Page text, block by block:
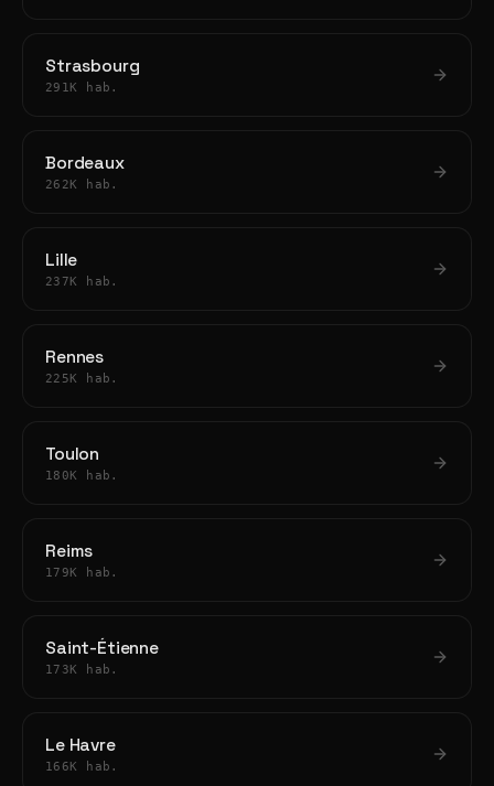
Strasbourg
291K hab.
Bordeaux
262K hab.
Lille
237K hab.
Rennes
225K hab.
Toulon
180K hab.
Reims
179K hab.
Saint-Étienne
173K hab.
Le Havre
166K hab.